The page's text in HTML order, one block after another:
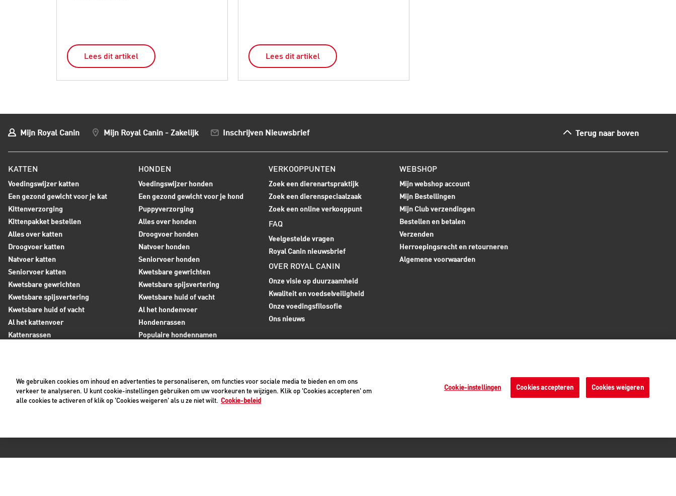
Lees dit artikel Lees dit artikel
Mijn Royal Canin Mijn Royal Canin - Zakelijk Inschrijven Nieuwsbrief Terug naar boven
KATTEN
Voedingswijzer katten
Een gezond gewicht voor je kat
Kittenverzorging
Kittenpakket bestellen
Alles over katten
Droogvoer katten
Natvoer katten
Seniorvoer katten
Kwetsbare gewrichten
Kwetsbare spijsvertering
Kwetsbare huid of vacht
Al het kattenvoer
Kattenrassen
HONDEN
Voedingswijzer honden
Een gezond gewicht voor je hond
Puppyverzorging
Alles over honden
Droogvoer honden
Natvoer honden
Seniorvoer honden
Kwetsbare gewrichten
Kwetsbare spijsvertering
Kwetsbare huid of vacht
Al het hondenvoer
Hondenrassen
Populaire hondennamen
VERKOOPPUNTEN
Zoek een dierenartspraktijk
Zoek een dierenspeciaalzaak
Zoek een online verkooppunt
FAQ
Veelgestelde vragen
Royal Canin nieuwsbrief
OVER ROYAL CANIN
Onze visie op duurzaamheid
Kwaliteit en voedselveiligheid
Onze voedingsfilosofie
Ons nieuws
WEBSHOP
Mijn webshop account
Mijn Bestellingen
Mijn Club verzendingen
Bestellen en betalen
Verzenden
Herroepingsrecht en retourneren
Algemene voorwaarden
Neem contact op met Royal Canin
Tijdens werkdagen zijn wij bereikbaar tussen 8:30 en 17:00
Veilige betaalmethoden - alle
We gebruiken cookies om inhoud en advertenties te personaliseren, om functies voor sociale media te bieden en om ons
verkeer te analyseren. U kunt cookie-instellingen gebruiken om uw voorkeuren te wijzigen. Klik op 'Cookies accepteren' om
alle cookies te activeren of klik op 'Cookies weigeren' als u ze niet wilt. Cookie-beleid
Cookie-instellingen Cookies weigeren
Cookies accepteren